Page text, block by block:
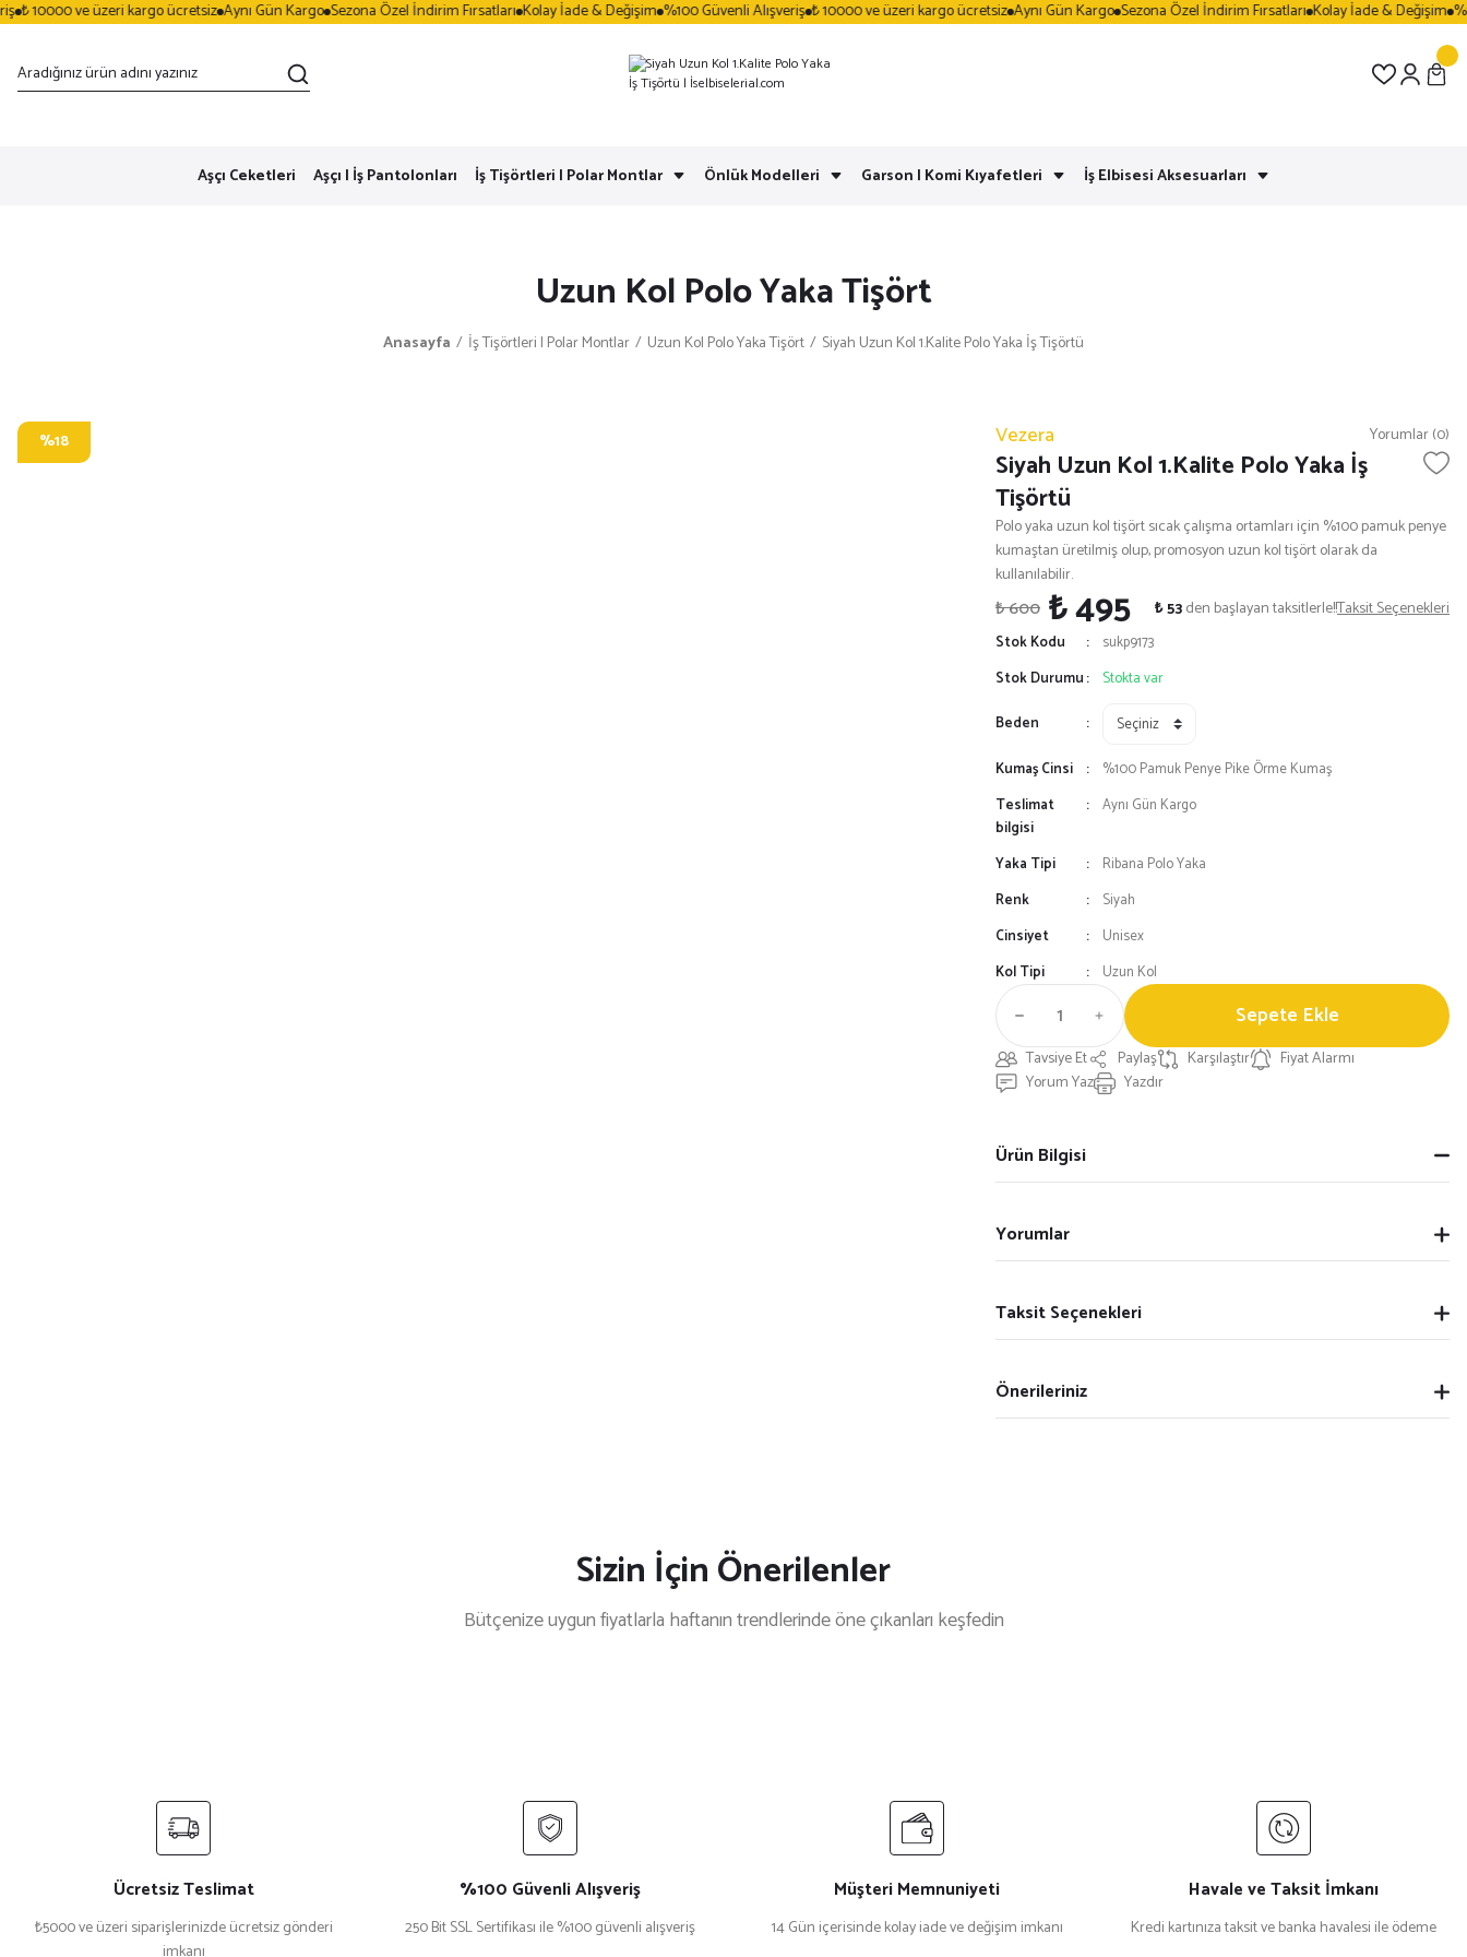
₺ 10000 ve üzeri kargo ücretsiz Aynı Gün Kargo Sezona Özel İndirim Fırsatları Kolay İade & Değişim %100 Güvenli Alışveriş ₺ 10000 ve üzeri kargo ücretsiz Aynı Gün Kargo Sezona Özel İndirim Fırsatları Kolay İade & Değişim
Aşçı Ceketleri Aşçı | İş Pantolonları İş Tişörtleri | Polar Montlar Önlük Modelleri Garson | Komi Kıyafetleri İş Elbisesi Aksesuarları
Uzun Kol Polo Yaka Tişört
Anasayfa İş Tişörtleri | Polar Montlar Uzun Kol Polo Yaka Tişört Siyah Uzun Kol 1.Kalite Polo Yaka İş Tişörtü
%18 Vezera Yorumlar (0)
Siyah Uzun Kol 1.Kalite Polo Yaka İş
Tişörtü
Polo yaka uzun kol tişört sıcak çalışma ortamları için %100 pamuk penye
kumaştan üretilmiş olup, promosyon uzun kol tişört olarak da
kullanılabilir.
₺ 600 ₺ 495 ₺ 53den başlayan taksitlerle!!Taksit Seçenekleri
Stok Kodu
sukp9173
Stok Durumu
Stokta var
Beden
Kumaş Cinsi
%100 Pamuk Penye Pike Örme Kumaş
Teslimat
bilgisi
Aynı Gün Kargo
Yaka Tipi
Ribana Polo Yaka
Renk
Siyah
Cinsiyet
Unisex
Kol Tipi
Uzun Kol
Sepete Ekle
Tavsiye Et Paylaş Karşılaştır
Fiyat Alarmı
Yorum Yaz
Yazdır
Ürün Bilgisi
Yorumlar
Taksit Seçenekleri
Önerileriniz
Sizin İçin Önerilenler
Bütçenize uygun fiyatlarla haftanın trendlerinde öne çıkanları keşfedin
₺ 300 ₺ 200
%33 İndirim
Bordo Aşçı Bandana Fileli Rende Desenli Aşçı Bandana
%11 İndirim
Siyah Forma Kappa Kumaş Polo Yaka İş Tişörtü
%18 İndirim
Sarı Siyah Çift Renk Polo Yaka İş Tişörtü
Ücretsiz Teslimat
₺5000 ve üzeri siparişlerinizde ücretsiz gönderi
%100 Güvenli Alışveriş
250 Bit SSL Sertifikası ile %100 güvenli alışveriş
Müşteri Memnuniyeti
14 Gün içerisinde kolay iade ve değişim imkanı
Havale ve Taksit İmkanı
Kredi kartınıza taksit ve banka havalesi ile ödeme